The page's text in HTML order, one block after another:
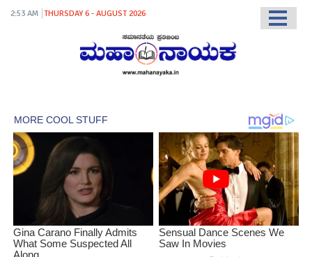
2:53 AM THURSDAY 6 - AUGUST 2026